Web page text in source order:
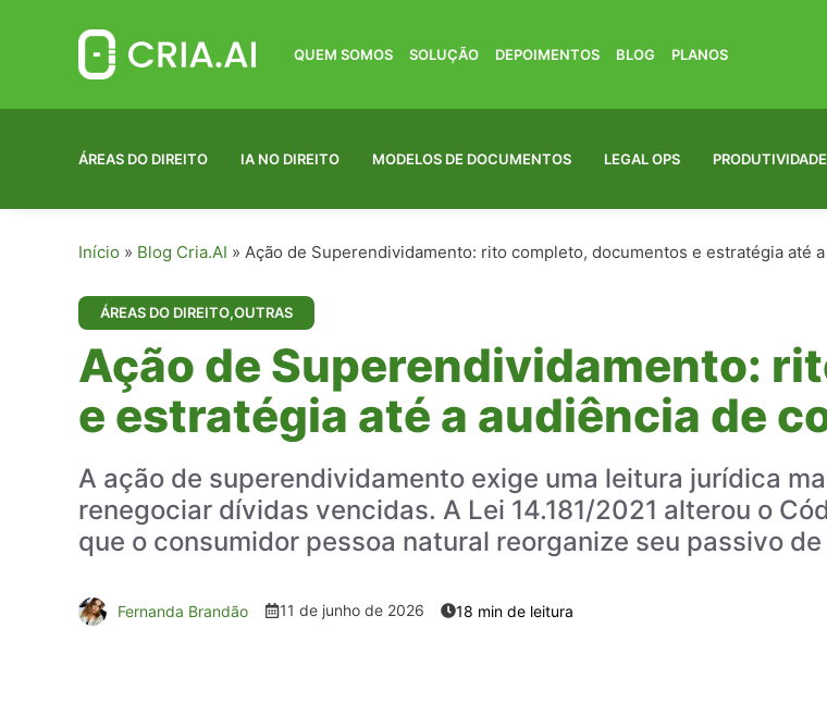
QUEM SOMOS SOLUÇÃO DEPOIMENTOS BLOG PLANOS
ÁREAS DO DIREITO IA NO DIREITO MODELOS DE DOCUMENTOS LEGAL OPS PRODUTIVIDADE
Início » Blog Cria.AI » Ação de Superendividamento: rito completo, documentos e estratégia até
ÁREAS DO DIREITO,OUTRAS
Ação de Superendividamento:
e estratégia até a audiência de
A ação de superendividamento exige uma leitura jurídica
renegociar dívidas vencidas. A Lei 14.181/2021 alterou o
que o consumidor pessoa natural reorganize seu passivo de
Fernanda Brandão 11 de junho de 2026